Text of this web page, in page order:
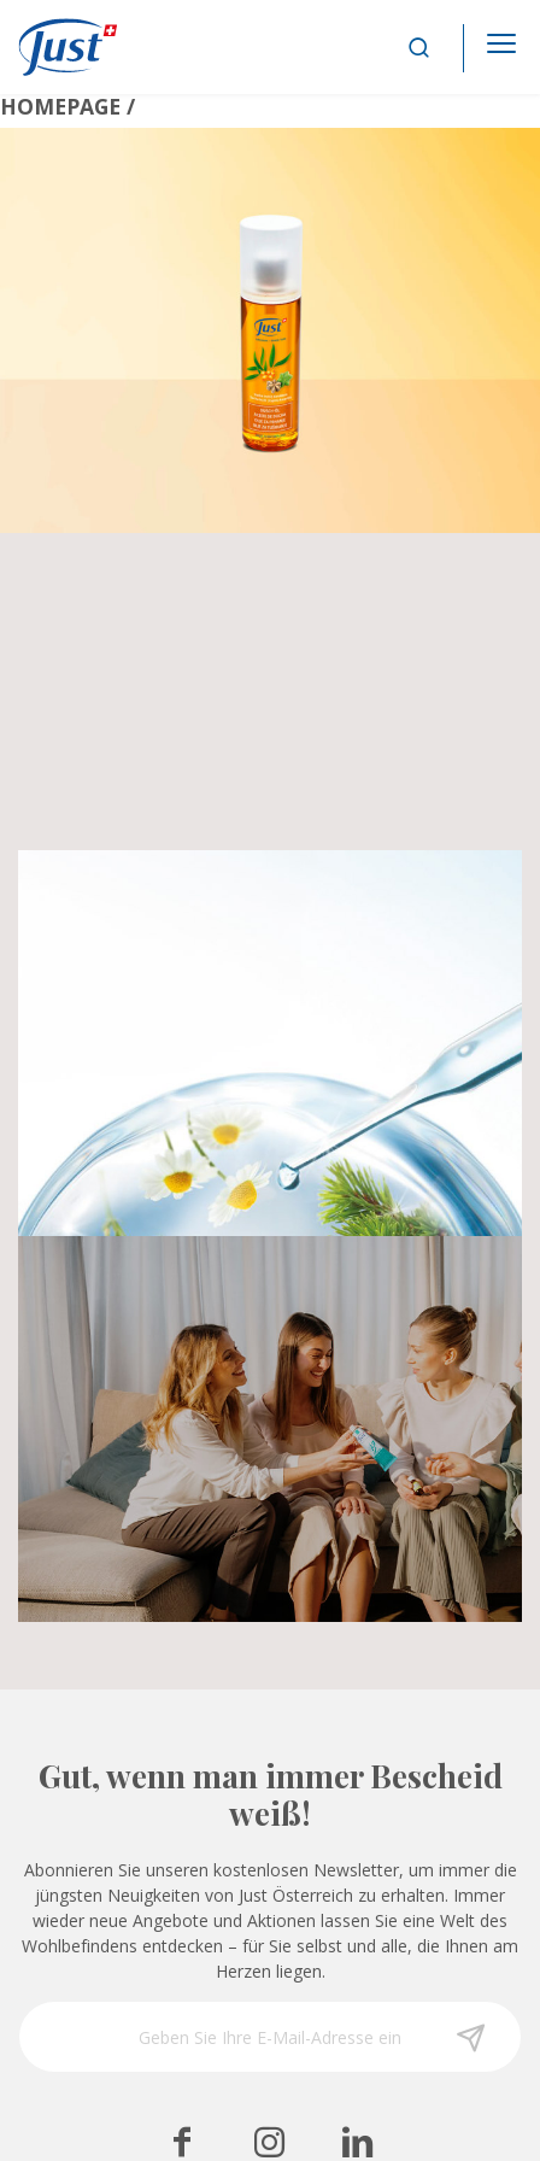
Main Navigation
HOMEPAGE /
Gut, wenn man immer Bescheid
weiß!
Abonnieren Sie unseren kostenlosen Newsletter, um immer die
jüngsten Neuigkeiten von Just Österreich zu erhalten. Immer
wieder neue Angebote und Aktionen lassen Sie eine Welt des
Wohlbefindens entdecken – für Sie selbst und alle, die Ihnen am
Herzen liegen.